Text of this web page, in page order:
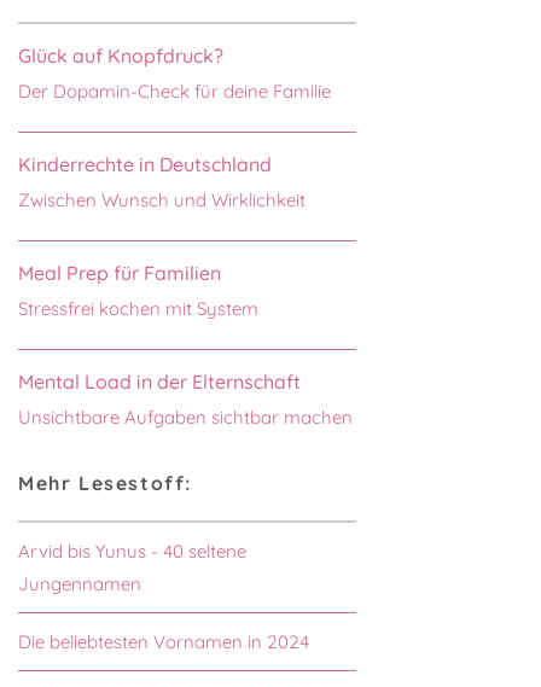
Glück auf Knopfdruck?
Der Dopamin-Check für deine Familie
Kinderrechte in Deutschland
Zwischen Wunsch und Wirklichkeit
Meal Prep für Familien
Stressfrei kochen mit System
Mental Load in der Elternschaft
Unsichtbare Aufgaben sichtbar machen
Mehr Lesestoff:
Arvid bis Yunus - 40 seltene
Jungennamen
Die beliebtesten Vornamen in 2024